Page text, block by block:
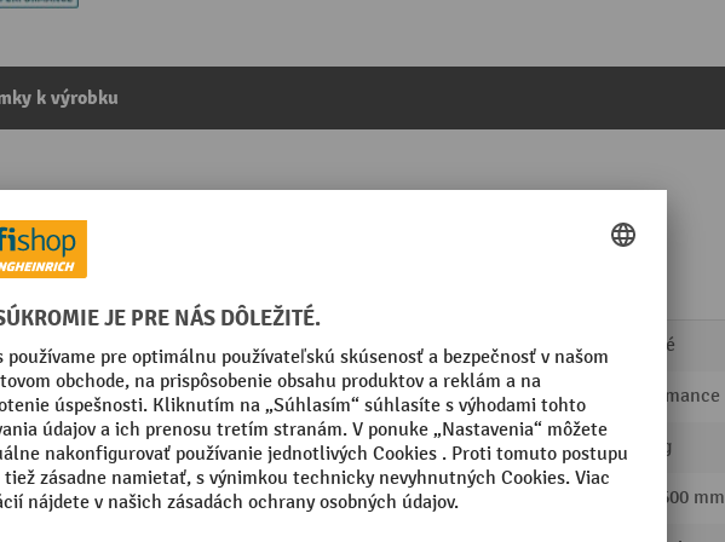
k výrobku
480-630 mm, pochrómovaná oceľová základňa, podlahový klzák
Z kategórie:
Prestaviteľná výška sedadla plynulé
Segmentu Performance
Vlastná hmotnosť 12,5 kg
Výška sedadla 460 - 600 mm